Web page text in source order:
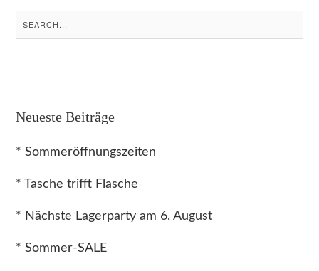
Search
for:
Neueste Beiträge
* Sommeröffnungszeiten
* Tasche trifft Flasche
* Nächste Lagerparty am 6. August
* Sommer-SALE